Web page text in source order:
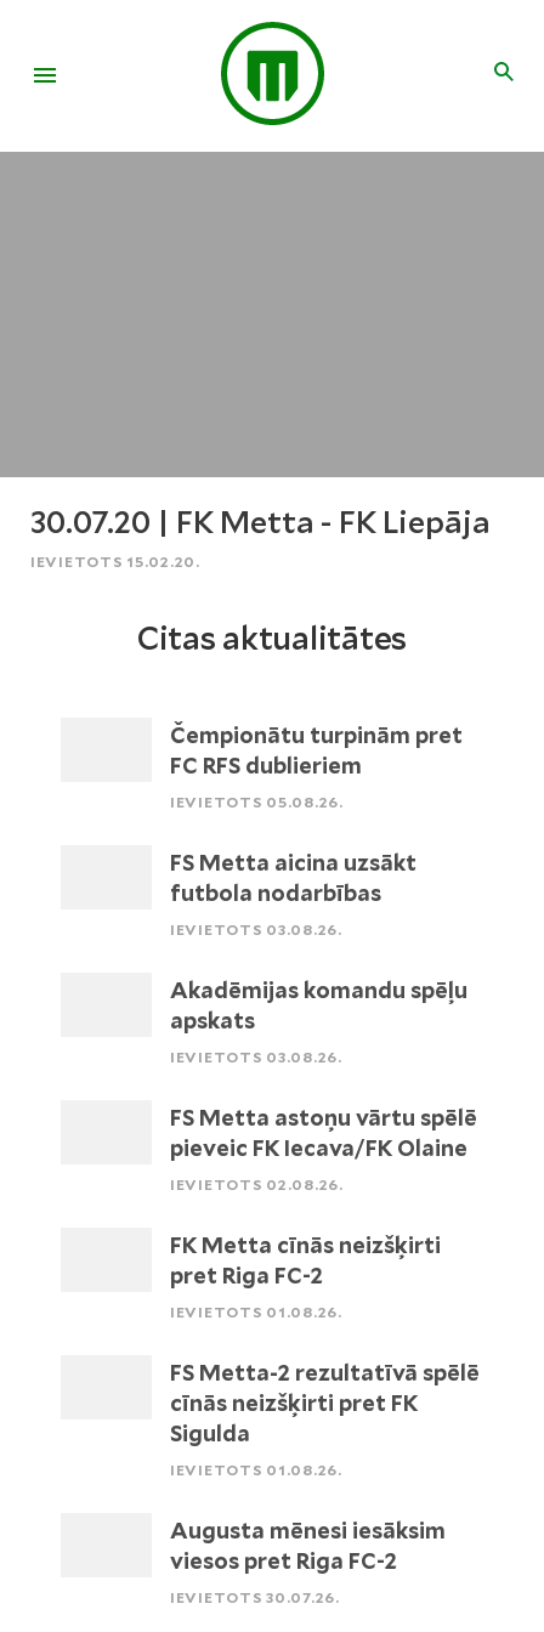
30.07.20 | FK Metta - FK Liepāja
IEVIETOTS 15.02.20.
Citas aktualitātes
Čempionātu turpinām pret
FC RFS dublieriem
IEVIETOTS 05.08.26.
FS Metta aicina uzsākt
futbola nodarbības
IEVIETOTS 03.08.26.
Akadēmijas komandu spēļu
apskats
IEVIETOTS 03.08.26.
FS Metta astoņu vārtu spēlē
pieveic FK Iecava/FK Olaine
IEVIETOTS 02.08.26.
FK Metta cīnās neizšķirti
pret Riga FC-2
IEVIETOTS 01.08.26.
FS Metta-2 rezultatīvā spēlē
cīnās neizšķirti pret FK
Sigulda
IEVIETOTS 01.08.26.
Augusta mēnesi iesāksim
viesos pret Riga FC-2
IEVIETOTS 30.07.26.